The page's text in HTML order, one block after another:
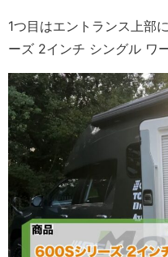
1つ目はエントランス上部
ーズ 2インチ シングル ワ